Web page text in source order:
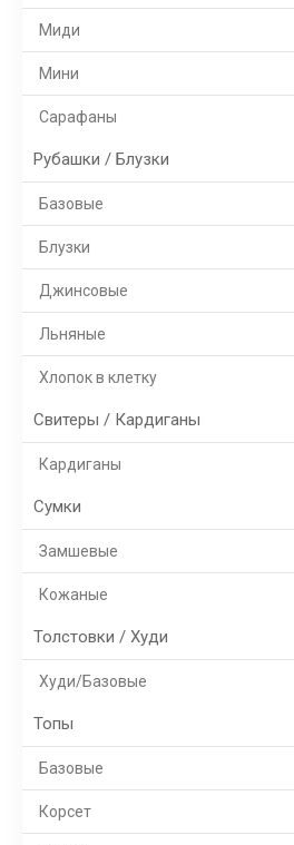
Миди
Мини
Сарафаны
Рубашки / Блузки
Базовые
Блузки
Джинсовые
Льняные
Хлопок в клетку
Свитеры / Кардиганы
Кардиганы
Сумки
Замшевые
Кожаные
Толстовки / Худи
Худи/Базовые
Топы
Базовые
Корсет